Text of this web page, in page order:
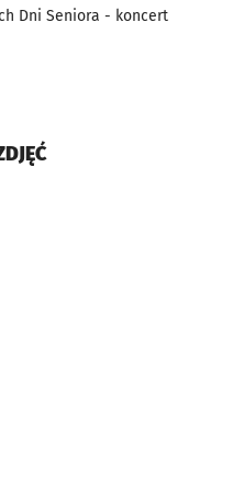
Dni Seniora - koncert